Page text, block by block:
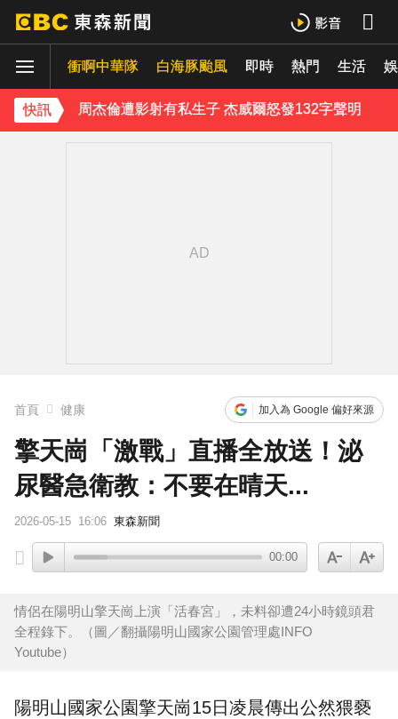
衝啊中華隊 白海豚颱風 即時 熱門 生活
快訊
周杰倫遭影射有私生子 杰威爾怒發132字聲明
曾號召反女權集會！36歲網紅陳屍住處 死因待查
首頁 健康 加入為 Google 偏好來源
擎天崗「激戰」直播全放送！泌
尿醫急衛教：不要在晴天...
2026-05-15 16:06 東森新聞
00:00
情侶在陽明山擎天崗上演「活春宮」，未料卻遭24小時鏡頭君
全程錄下。（圖／翻攝陽明山國家公園管理處INFO
Youtube）
陽明山 國家公園擎天崗15日凌晨傳出公然猥褻